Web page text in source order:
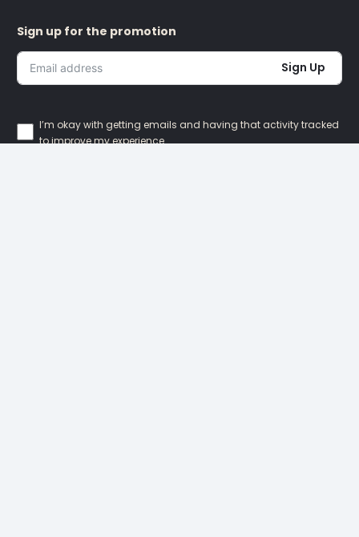
Sign up for the promotion
Sign Up
I’m okay with getting emails and having that activity tracked
to improve my experience.